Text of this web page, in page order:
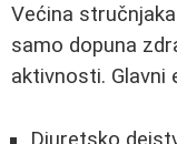
Većina
samo dopuna
aktivnosti. Glavni